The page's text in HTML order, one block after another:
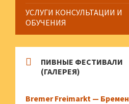
УСЛУГИ КОНСУЛЬТАЦИИ И
ОБУЧЕНИЯ
ПИВНЫЕ ФЕСТИВАЛИ
(ГАЛЕРЕЯ)
Bremer Freimarkt — Бремен